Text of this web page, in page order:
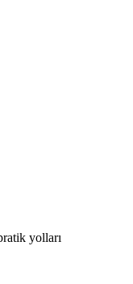
yolları